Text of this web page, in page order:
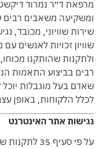
מרפאת ד״ר נמרוד
ומשקיעה משאבים רבים
שירות שוויוני, מכובד,
ולתקנות שהותקנו
רבים בביצוע התאמות
שאדם בעל מוגבלות
לכלל הלקוחות, באופן
נגישות אתר האינטרנט
על פי סעיף 35